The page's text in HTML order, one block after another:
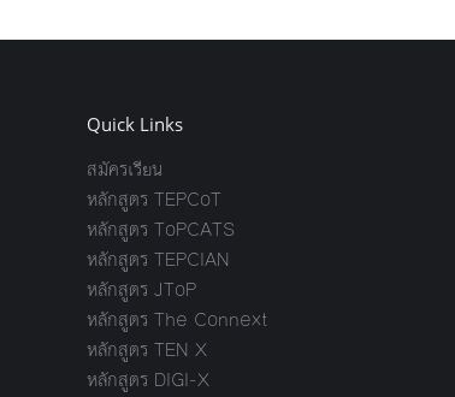
Quick Links
สมัครเรียน
หลักสูตร TEPCoT
หลักสูตร ToPCATS
หลักสูตร TEPCIAN
หลักสูตร JToP
หลักสูตร The Connext
หลักสูตร TEN X
หลักสูตร DIGI-X